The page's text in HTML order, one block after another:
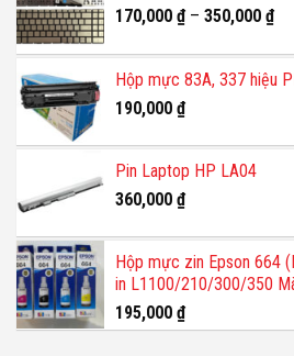
170,000 ₫– 350,000 ₫
Hộp mực 83A, 337 hiệu
190,000 ₫
Pin Laptop HP LA04
360,000 ₫
Hộp mực zin Epson 664
in L1100/210/300/350
195,000 ₫